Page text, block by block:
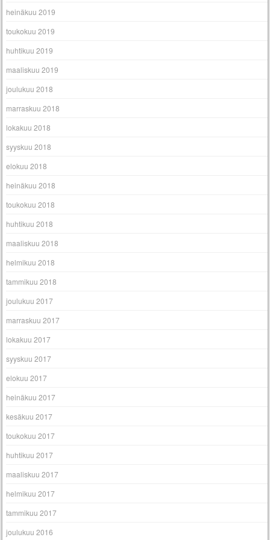
heinäkuu 2019
toukokuu 2019
huhtikuu 2019
maaliskuu 2019
joulukuu 2018
marraskuu 2018
lokakuu 2018
syyskuu 2018
elokuu 2018
heinäkuu 2018
toukokuu 2018
huhtikuu 2018
maaliskuu 2018
helmikuu 2018
tammikuu 2018
joulukuu 2017
marraskuu 2017
lokakuu 2017
syyskuu 2017
elokuu 2017
heinäkuu 2017
kesäkuu 2017
toukokuu 2017
huhtikuu 2017
maaliskuu 2017
helmikuu 2017
tammikuu 2017
joulukuu 2016